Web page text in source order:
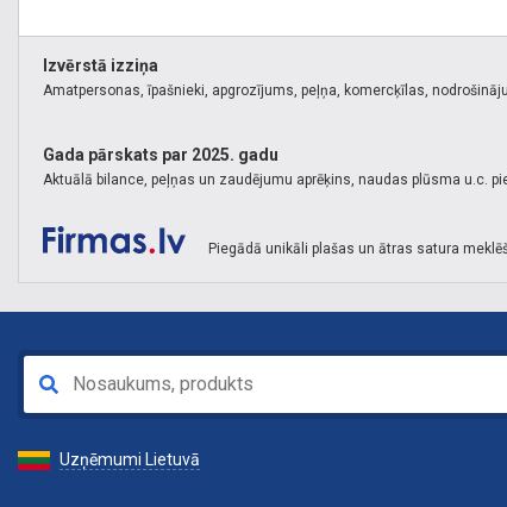
Izvērstā izziņa
Amatpersonas, īpašnieki, apgrozījums, peļņa, komercķīlas,
Gada pārskats par 2025. gadu
Aktuālā bilance, peļņas un zaudējumu aprēķins, naudas plūsma u.c.
Piegādā unikāli plašas un ātras satura
Uzņēmumi Lietuvā